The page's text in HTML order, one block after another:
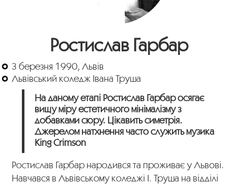
Ростислав Гарбар
3 березня 1990, Львів
Львівський коледж Івана Труша
На даному етапі Ростислав Гарбар осягає
вищу міру естетичного мінімалізму з
добавками сюру. Цікавить симетрія.
Джерелом натхнення часто служить музика
King Crimson
Ростислав Гарбар народився та проживає у Львові.
Навчався в Львівському коледжі І. Труша на відділі